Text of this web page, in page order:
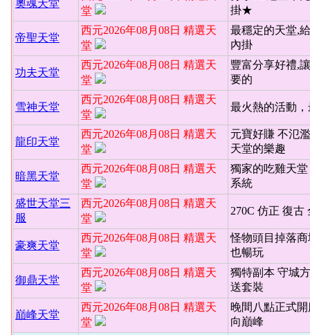
奧魂天堂
堂
掛★
帝聖天堂
西元2026年08月08日 精選天
堂
最穩定的天堂,
內掛
功夫天堂
西元2026年08月08日 精選天
堂
豐富分享好禮,
要的
雪神天堂
西元2026年08月08日 精選天
堂
最火熱的活動
龍印天堂
西元2026年08月08日 精選天
堂
元寶好賺 不氾
天堂的樂趣
暗黑天堂
西元2026年08月08日 精選天
堂
獨家的吃雞天
系統
盛世天堂三
服
西元2026年08月08日 精選天
堂
270C 仿正 復古
豪爽天堂
西元2026年08月08日 精選天
堂
怪物頭目掉落
也暢玩
御鼎天堂
西元2026年08月08日 精選天
堂
獨特副本 守城
送套裝
巔峰天堂
西元2026年08月08日 精選天
堂
晚間八點正式
向巔峰